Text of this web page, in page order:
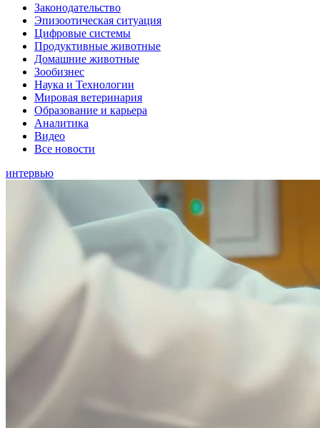
Законодательство
Эпизоотическая ситуация
Цифровые системы
Продуктивные животные
Домашние животные
Зообизнес
Наука и Технологии
Мировая ветеринария
Образование и карьера
Аналитика
Видео
Все новости
интервью